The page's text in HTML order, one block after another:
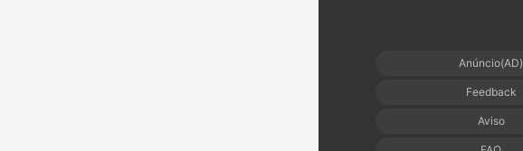
Anúncio(AD)
Feedback
Aviso